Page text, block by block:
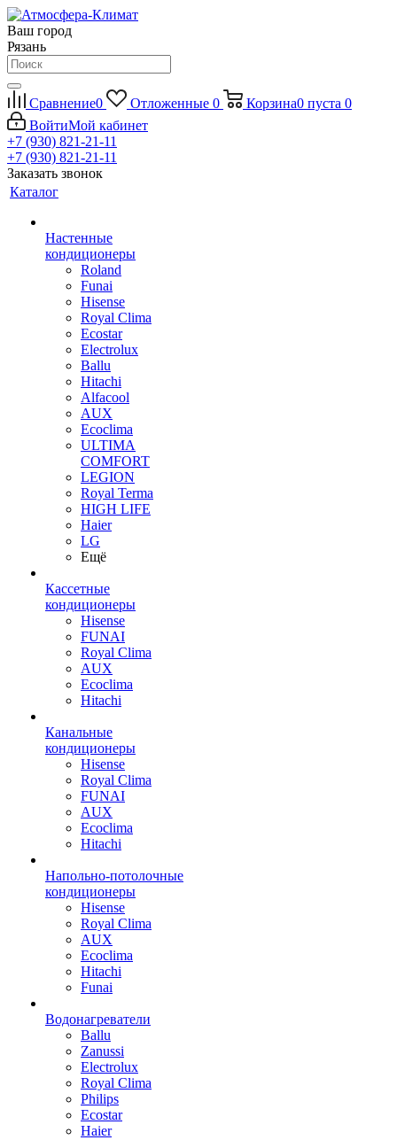
Ваш город
Рязань
Сравнение0 Отложенные 0 Корзина0 пуста 0
ВойтиМой кабинет
+7 (930) 821-21-11
+7 (930) 821-21-11
Заказать звонок
Каталог
Настенные
кондиционеры
Roland
Funai
Hisense
Royal Clima
Ecostar
Electrolux
Ballu
Hitachi
Alfacool
AUX
Ecoclima
ULTIMA
COMFORT
LEGION
Royal Terma
HIGH LIFE
Haier
LG
Ещё
Кассетные
кондиционеры
Hisense
FUNAI
Royal Clima
AUX
Ecoclima
Hitachi
Канальные
кондиционеры
Hisense
Royal Clima
FUNAI
AUX
Ecoclima
Hitachi
Напольно-потолочные
кондиционеры
Hisense
Royal Clima
AUX
Ecoclima
Hitachi
Funai
Водонагреватели
Ballu
Zanussi
Electrolux
Royal Clima
Philips
Ecostar
Haier